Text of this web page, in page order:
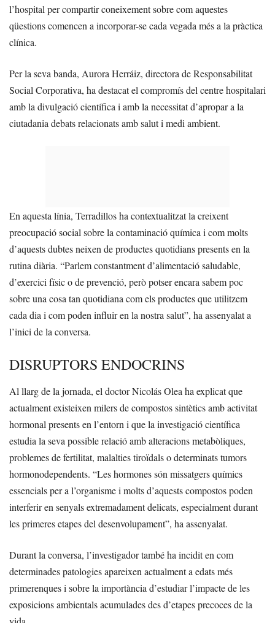
l’hospital per compartir coneixement sobre com aquestes
qüestions comencen a incorporar-se cada vegada més a la pràctica
clínica.
Per la seva banda, Aurora Herráiz, directora de Responsabilitat
Social Corporativa, ha destacat el compromís del centre hospitalari
amb la divulgació científica i amb la necessitat d’apropar a la
ciutadania debats relacionats amb salut i medi ambient.
En aquesta línia, Terradillos ha contextualitzat la creixent
preocupació social sobre la contaminació química i com molts
d’aquests dubtes neixen de productes quotidians presents en la
rutina diària. “Parlem constantment d’alimentació saludable,
d’exercici físic o de prevenció, però potser encara sabem poc
sobre una cosa tan quotidiana com els productes que utilitzem
cada dia i com poden influir en la nostra salut”, ha assenyalat a
l’inici de la conversa.
DISRUPTORS ENDOCRINS
Al llarg de la jornada, el doctor Nicolás Olea ha explicat que
actualment existeixen milers de compostos sintètics amb activitat
hormonal presents en l’entorn i que la investigació científica
estudia la seva possible relació amb alteracions metabòliques,
problemes de fertilitat, malalties tiroïdals o determinats tumors
hormonodependents. “Les hormones són missatgers químics
essencials per a l’organisme i molts d’aquests compostos poden
interferir en senyals extremadament delicats, especialment durant
les primeres etapes del desenvolupament”, ha assenyalat.
Durant la conversa, l’investigador també ha incidit en com
determinades patologies apareixen actualment a edats més
primerenques i sobre la importància d’estudiar l’impacte de les
exposicions ambientals acumulades des d’etapes precoces de la